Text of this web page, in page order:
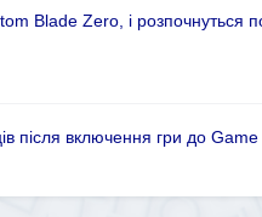
Blade Zero, і розпочнуться
після включення гри до